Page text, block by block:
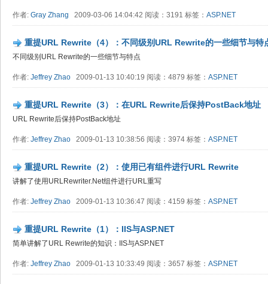
作者: Gray Zhang 2009-03-06 14:04:42 阅读：3191 标签： ASP.NET
重提URL Rewrite（4）：不同级别URL Rewrite的一些细节与特
不同级别URL Rewrite的一些细节与特点
作者: Jeffrey Zhao 2009-01-13 10:40:19 阅读：4879 标签： ASP.NET
重提URL Rewrite（3）：在URL Rewrite后保持PostBack地址
URL Rewrite后保持PostBack地址
作者: Jeffrey Zhao 2009-01-13 10:38:56 阅读：3974 标签： ASP.NET
重提URL Rewrite（2）：使用已有组件进行URL Rewrite
讲解了使用URLRewriter.Net组件进行URL重写
作者: Jeffrey Zhao 2009-01-13 10:36:47 阅读：4159 标签： ASP.NET
重提URL Rewrite（1）：IIS与ASP.NET
简单讲解了URL Rewrite的知识：IIS与ASP.NET
作者: Jeffrey Zhao 2009-01-13 10:33:49 阅读：3657 标签： ASP.NET